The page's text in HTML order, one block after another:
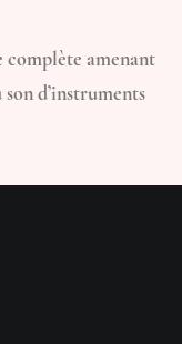
complète amenant
d’instruments